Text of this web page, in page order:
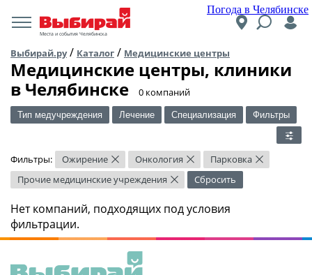
Погода в Челябинске
Места и события Челябинска
Выбирай.ру/ Каталог / Медицинские центры
Медицинские центры, клиники
в Челябинске
​0 компаний
Тип медучреждения Лечение Специализация Фильтры
Фильтры: Ожирение × Онкология × Парковка ×
Прочие медицинские учреждения × Сбросить
Нет компаний, подходящих под условия
фильтрации.